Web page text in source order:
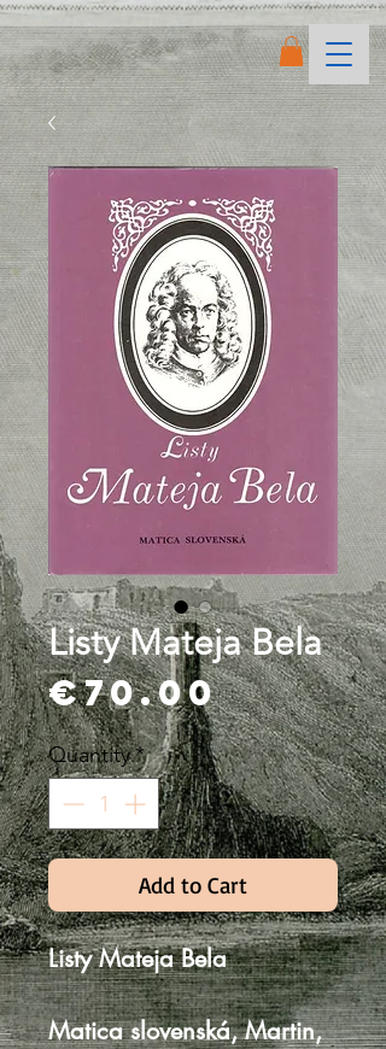
Listy Mateja Bela
€70.00Price
Quantity*
Add to Cart
Listy Mateja Bela
Matica slovenská, Martin,